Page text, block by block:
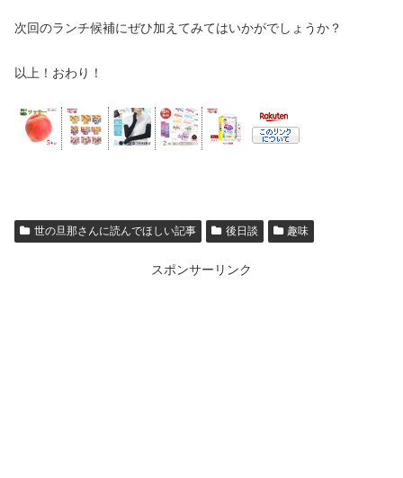
次回のランチ候補にぜひ加えてみてはいかがでしょうか？
以上！おわり！
世の旦那さんに読んでほしい記事 後日談 趣味
スポンサーリンク